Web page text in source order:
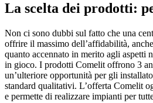
La scelta dei prodotti:
Non ci sono dubbi sul fatto che una
offrire il massimo dell’affidabilità,
quanto accennato in merito agli aspetti
in gioco. I prodotti Comelit offrono 3
un’ulteriore opportunità per gli
standard qualitativi. L’offerta Comelit
e permette di realizzare impianti per